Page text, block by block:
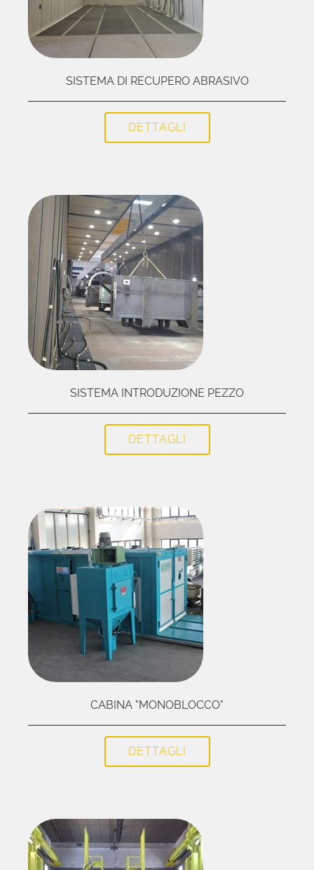
SISTEMA DI RECUPERO ABRASIVO
DETTAGLI
SISTEMA INTRODUZIONE PEZZO
DETTAGLI
CABINA "MONOBLOCCO"
DETTAGLI